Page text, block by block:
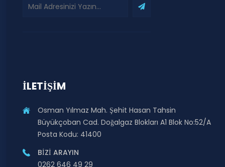
İLETIŞIM
Osman Yılmaz Mah. Şehit Hasan Tahsin
Büyükçoban Cad. Doğalgaz Blokları A1 Blok No:52/A
Posta Kodu: 41400
BIZI ARAYIN
0262 646 49 29